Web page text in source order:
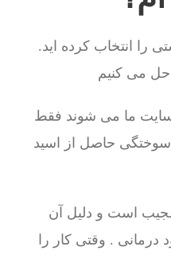
را انتخاب کرده اید.
می کنیم
سایت ما می شوند فقط
سوختگی حاصل از اسید
عجیب است و دلیل آن
. وقتی کار را